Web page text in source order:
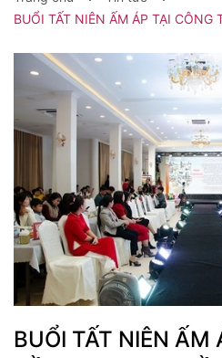
BUỔI TẤT NIÊN ẤM ÁP TẠI CÔNG
BUỔI TẤT NIÊN ẤM